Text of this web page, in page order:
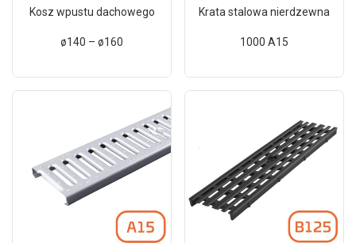
Kosz wpustu dachowego
ø140 – ø160
Krata stalowa nierdzewna
1000 A15